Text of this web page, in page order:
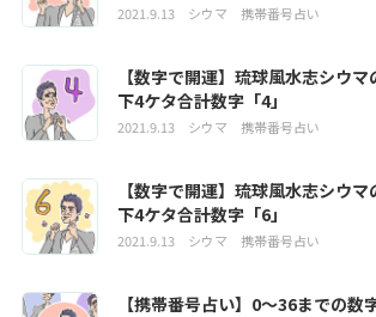
2021.9.13 シウマ 携帯番号占い
【数字で開運】琉球風水志シウ
下4ケタ合計数字「4」
2021.9.13 シウマ 携帯番号占い
【数字で開運】琉球風水志シウ
下4ケタ合計数字「6」
2021.9.13 シウマ 携帯番号占い
【携帯番号占い】0～36までの数